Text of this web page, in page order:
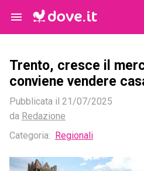
Trento, cresce il
conviene vendere
Pubblicata il 21/07/2025
da Redazione
Categoria:
Regionali